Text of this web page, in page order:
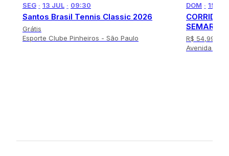
SEG · 13 JUL · 09:30
Santos Brasil Tennis Classic 2026
Grátis
Esporte Clube Pinheiros - São Paulo
DOM · 15
CORRIDA
SEMAR
R$ 54,99
Avenida